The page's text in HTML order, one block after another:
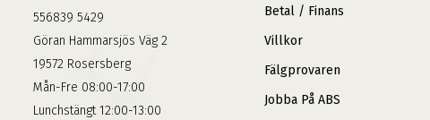
556839 5429
Göran Hammarsjös Väg 2
19572 Rosersberg
Mån-Fre 08:00-17:00
Lunchstängt 12:00-13:00
Betal / Finans
Villkor
Fälgprovaren
Jobba På ABS